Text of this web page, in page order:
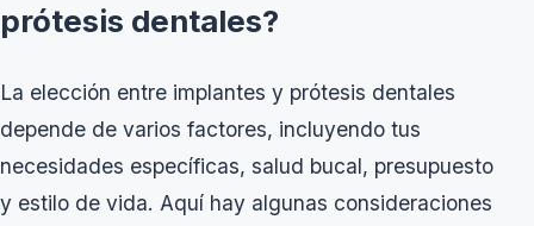
prótesis dentales?
La elección entre implantes y prótesis dentales
depende de varios factores, incluyendo tus
necesidades específicas, salud bucal, presupuesto
y estilo de vida. Aquí hay algunas consideraciones